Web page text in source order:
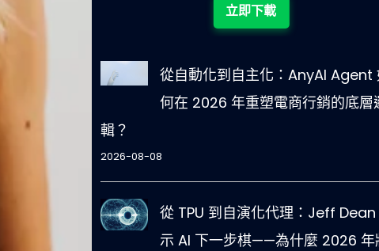
立即下載
從自動化到自主化：AnyAI Agent
何在 2026 年重塑電商行銷的底層
輯？
2026-08-08
從 TPU 到自演化代理：Jeff Dean
示 AI 下一步棋——為什麼 2026 年